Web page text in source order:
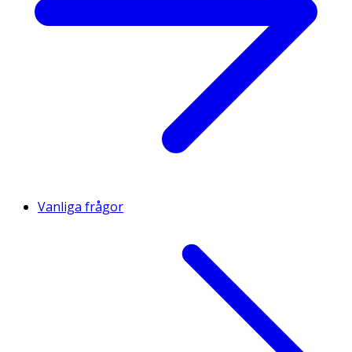
Vanliga frågor